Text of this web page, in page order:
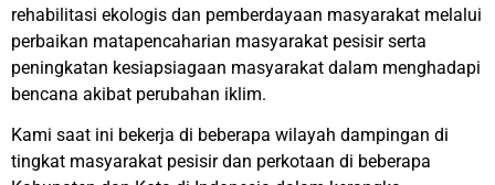
rehabilitasi ekologis dan pemberdayaan masyarakat melalui
perbaikan matapencaharian masyarakat pesisir serta
peningkatan kesiapsiagaan masyarakat dalam menghadapi
bencana akibat perubahan iklim.
Kami saat ini bekerja di beberapa wilayah dampingan di
tingkat masyarakat pesisir dan perkotaan di beberapa